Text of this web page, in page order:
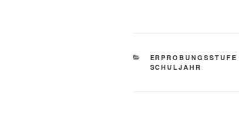
KATEGORIEN
SCHULJAHR